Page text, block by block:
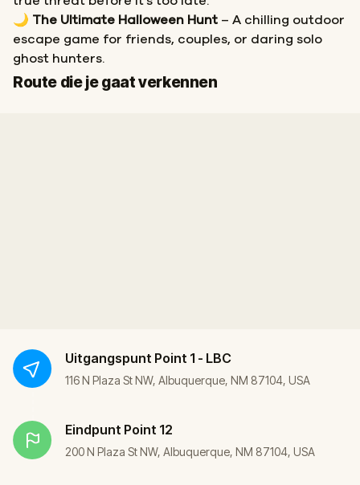
🌙 The Ultimate Halloween Hunt – A chilling outdoor
escape game for friends, couples, or daring solo
ghost hunters.
Route die je gaat verkennen
Start
Finish
Uitgangspunt Point 1 - LBC
116 N Plaza St NW, Albuquerque, NM 87104, USA
Eindpunt Point 12
200 N Plaza St NW, Albuquerque, NM 87104, USA